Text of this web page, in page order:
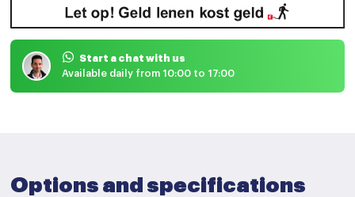
Start a chat with us
Available daily from 10:00 to 17:00
Options and specifications